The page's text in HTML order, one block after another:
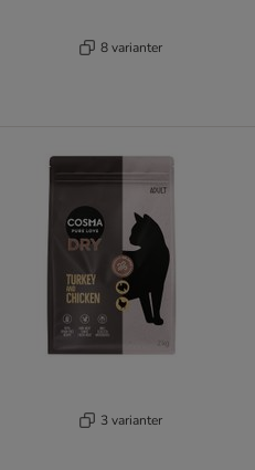
8 varianter
3 varianter